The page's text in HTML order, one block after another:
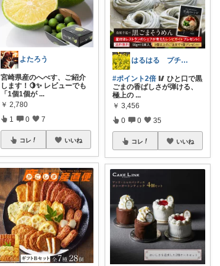
よたろう
宮崎県産のへべす、ご紹介
します！🍋✨ レビューでも
「1個1個が ...
￥ 2,780
1 0 7
コレ いいね
はるはる プチプラで楽しく♡*.+゜
#ポイント2倍 🥢 ひと口で黒
ごまの香ばしさが弾ける、
極上の ...
￥ 3,456
0 0 35
コレ いいね